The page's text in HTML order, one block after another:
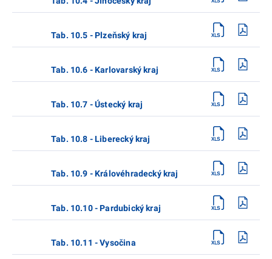
Tab. 10.5 - Plzeňský kraj
Tab. 10.6 - Karlovarský kraj
Tab. 10.7 - Ústecký kraj
Tab. 10.8 - Liberecký kraj
Tab. 10.9 - Královéhradecký kraj
Tab. 10.10 - Pardubický kraj
Tab. 10.11 - Vysočina